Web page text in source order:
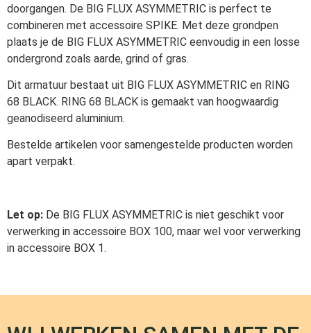
doorgangen. De BIG FLUX ASYMMETRIC is perfect te
combineren met accessoire SPIKE. Met deze grondpen
plaats je de BIG FLUX ASYMMETRIC eenvoudig in een losse
ondergrond zoals aarde, grind of gras.
Dit armatuur bestaat uit BIG FLUX ASYMMETRIC en RING
68 BLACK. RING 68 BLACK is gemaakt van hoogwaardig
geanodiseerd aluminium.
Bestelde artikelen voor samengestelde producten worden
apart verpakt.
Let op: De BIG FLUX ASYMMETRIC is niet geschikt voor
verwerking in accessoire BOX 100, maar wel voor verwerking
in accessoire BOX 1.